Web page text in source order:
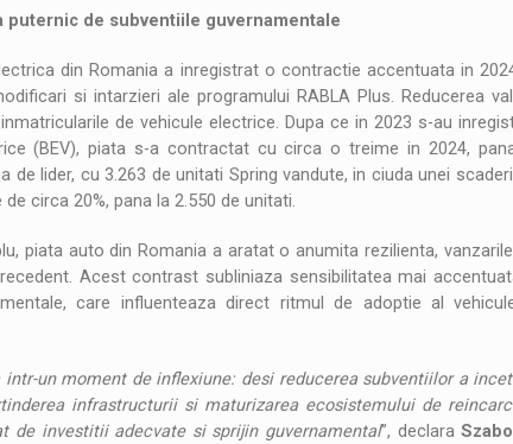
de subventiile guvernamentale
din Romania a inregistrat o contractie accentuata in
si intarzieri ale programului RABLA Plus. Reducerea
de vehicule electrice. Dupa ce in 2023 s-au
(BEV), piata s-a contractat cu circa o treime in 2024,
lider, cu 3.263 de unitati Spring vandute, in ciuda unei
circa 20%, pana la 2.550 de unitati.
piata auto din Romania a aratat o anumita rezilienta,
Acest contrast subliniaza sensibilitatea mai
care influenteaza direct ritmul de adoptie al
un moment de inflexiune: desi reducerea subventiilor a
infrastructurii si maturizarea ecosistemului de
de investitii adecvate si sprijin guvernamental”, declara